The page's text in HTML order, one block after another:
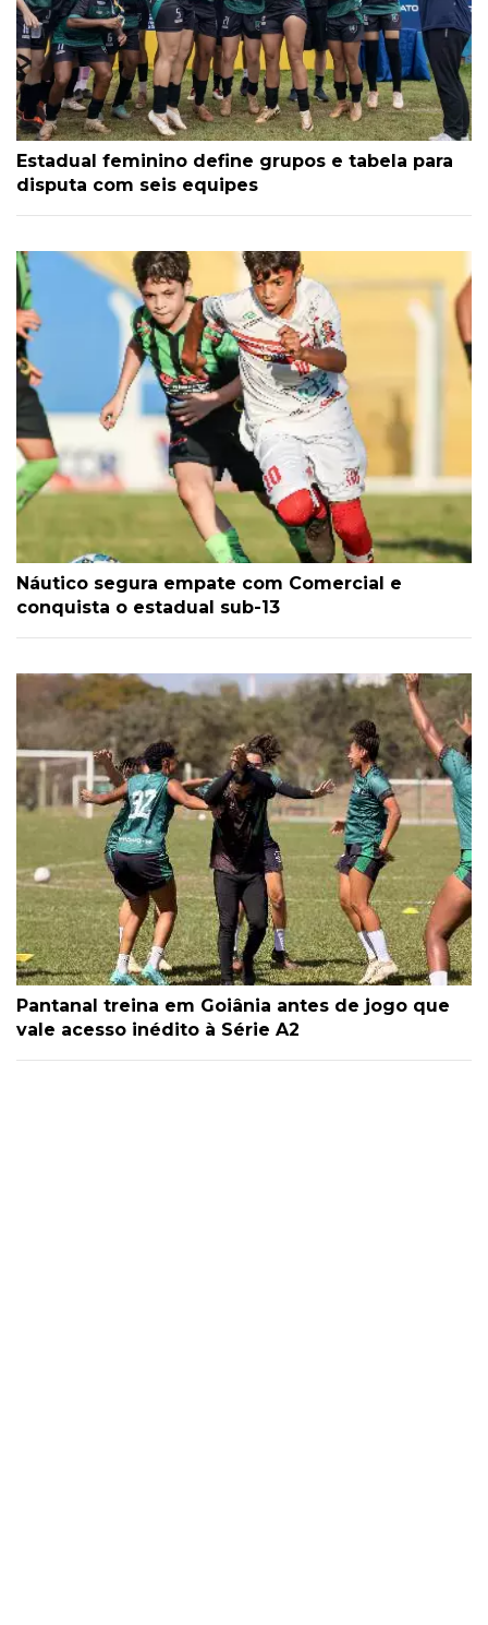
Estadual feminino define grupos e tabela para
disputa com seis equipes
Náutico segura empate com Comercial e
conquista o estadual sub-13
Pantanal treina em Goiânia antes de jogo que
vale acesso inédito à Série A2